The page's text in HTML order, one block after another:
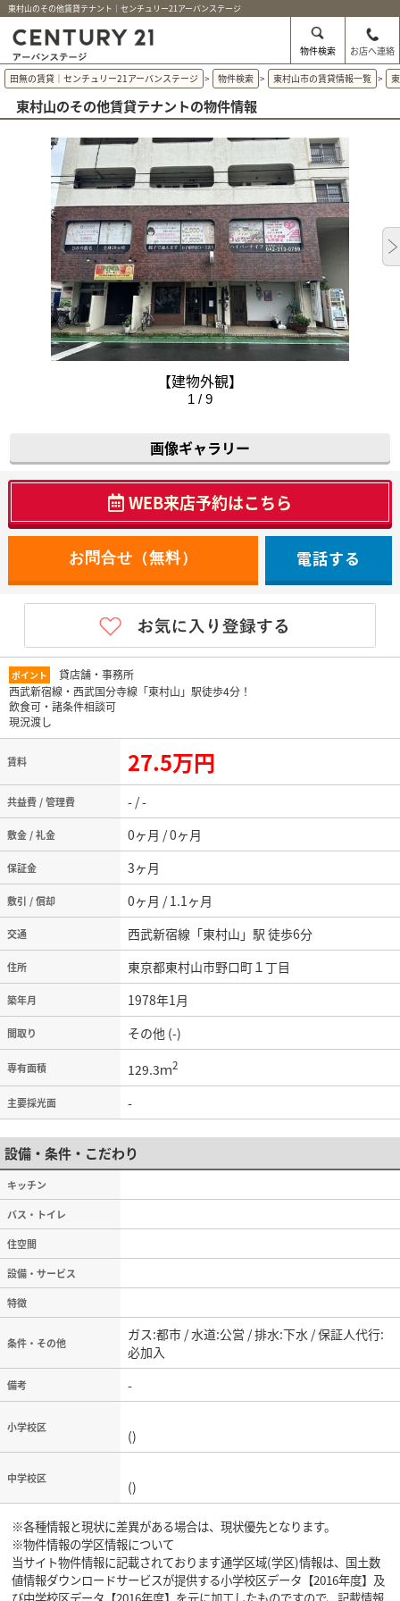
東村山のその他賃貸テナント｜センチュリー21アーバンステージ
物件検索 お店へ連絡
田無の賃貸｜センチュリー21アーバンステージ > 物件検索 > 東村山市の賃貸情報一覧 >
東村山のその他賃貸テナントの物件情報
【建物外観】
1 / 9
画像ギャラリー
WEB来店予約はこちら
電話する
ポイント
貸店舗・事務所
西武新宿線・西武国分寺線「東村山」駅徒歩4分！
飲食可・諸条件相談可
現況渡し
賃料 27.5万円
共益費 / 管理費 - / -
敷金 / 礼金 0ヶ月 / 0ヶ月
保証金 3ヶ月
敷引 / 償却 0ヶ月 / 1.1ヶ月
交通 西武新宿線「東村山」駅 徒歩6分
住所 東京都東村山市野口町１丁目
築年月 1978年1月
間取り その他 (-)
専有面積 129.3ｍ2
主要採光面 -
設備・条件・こだわり
キッチン
バス・トイレ
住空間
設備・サービス
特徴
条件・その他
ガス:都市 / 水道:公営 / 排水:下水 / 保証人代行:
必加入
備考 -
小学校区 ()
中学校区 ()
※各種情報と現状に差異がある場合は、現状優先となります。
※物件情報の学区情報について
当サイト物件情報に記載されております通学区域(学区)情報は、国土数
値情報ダウンロードサービスが提供する小学校区データ【2016年度】及